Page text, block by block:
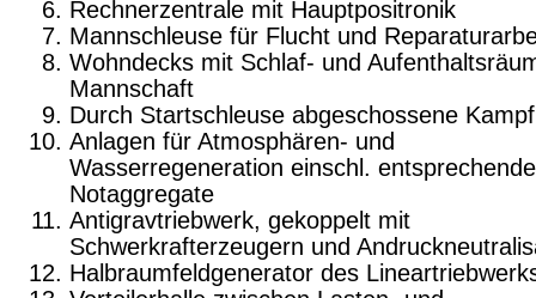
Rechnerzentrale mit Hauptpositronik
Mannschleuse für Flucht und
Wohndecks mit Schlaf- und
Mannschaft
Durch Startschleuse abgeschossene
Anlagen für Atmosphären- und
Wasserregeneration einschl.
Notaggregate
Antigravtriebwerk, gekoppelt mit
Schwerkrafterzeugern und
Halbraumfeldgenerator des